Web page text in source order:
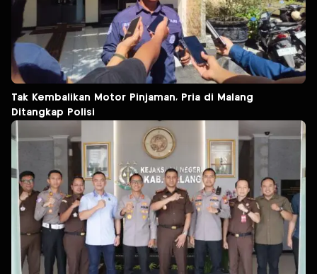
Tak Kembalikan Motor Pinjaman, Pria di Malang
Ditangkap Polisi